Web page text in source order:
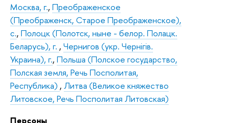
Москва, г., Преображенское
(Преображенск, Старое Преображенское),
с., Полоцк (Полотск, ныне - белор. Полацк.
Беларусь), г. , Чернигов (укр. Чернiгiв.
Украина), г., Польша (Полское государство,
Полская земля, Речь Посполитая,
Республика) , Литва (Великое княжество
Литовское, Речь Посполитая Литовская)
Персоны